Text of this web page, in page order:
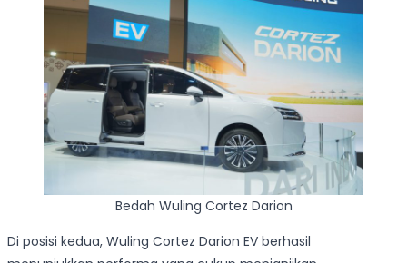
Bedah Wuling Cortez Darion
Di posisi kedua, Wuling Cortez Darion EV berhasil